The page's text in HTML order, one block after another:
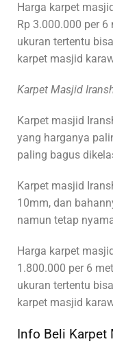
Harga karpet
Rp 3.000.000 per
ukuran tertentu
karpet masjid
Karpet Masjid
Karpet masjid
yang harganya
paling bagus
Karpet masjid
10mm, dan
namun tetap
Harga karpet
1.800.000 per 6
ukuran tertentu
karpet masjid
Info Beli Karpet